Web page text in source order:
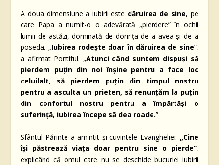
A doua dimensiune a iubirii este dăruirea de sine, pe
care Papa a numit-o o adevărată „pierdere” în ochii
lumii de astăzi, dominată de dorința de a avea și de a
poseda. „Iubirea rodește doar în dăruirea de sine”,
a afirmat Pontiful. „Atunci când suntem dispuși să
pierdem puțin din noi înșine pentru a face loc
celuilalt, să pierdem puțin din timpul nostru
pentru a asculta un prieten, să renunțăm la puțin
din confortul nostru pentru a împărtăși o
suferință, iubirea începe să dea roade.”
Sfântul Părinte a amintit și cuvintele Evangheliei: „Cine
își păstrează viața doar pentru sine o pierde”,
explicând că omul care nu se deschide bucuriei iubirii